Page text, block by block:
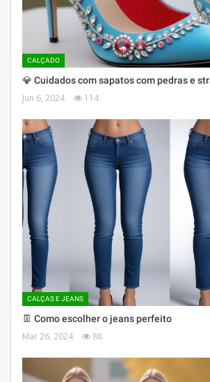
CALÇADO
💎 Cuidados com sapatos com pedras e
Jun 6, 2024 114
CALÇAS E JEANS
👖 Como escolher o jeans perfeito
Mar 26, 2024 88